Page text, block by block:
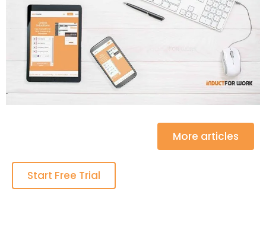
More articles
Start Free Trial